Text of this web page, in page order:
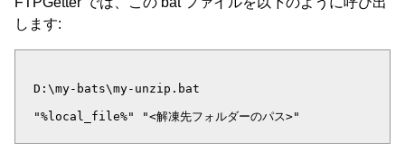
します:
D:\my-bats\my-unzip.bat
"%local_file%" "<解凍先フォルダーのパス>"